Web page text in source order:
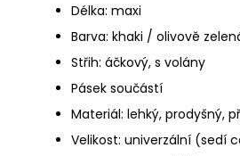
Délka: maxi
Barva: khaki / olivově
Střih: áčkový, s volány
Pásek součástí
Materiál: lehký, prodyšný,
Velikost: univerzální (sedí